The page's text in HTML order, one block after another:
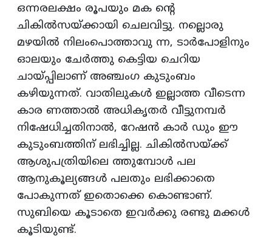
ഒന്നരലക്ഷം രൂപയും മക ന്റെ
ചികില്‍സയ്‌ക്കായി ചെലവിട്ടു. നല്ലൊരു
മഴയില്‍ നിലംപൊത്താവു ന്ന, ടാര്‍പോളിനും
ഓലയും ചേര്‍ത്തു കെട്ടിയ ചെറിയ
ചായ്‌പ്പിലാണ്‌ അഞ്ചംഗ കുടുംബം
കഴിയുന്നത്‌. വാതിലുകള്‍ ഇല്ലാത്ത വീടെന്ന
കാര ണത്താല്‍ അധികൃതര്‍ വീട്ടുനമ്പര്‍
നിഷേധിച്ചതിനാല്‍, റേഷന്‍ കാര്‍ ഡും ഈ
കുടുംബത്തിന്‌ ലഭിച്ചില്ല. ചികില്‍സയ്‌ക്ക്‌
ആശുപത്രിയിലെ ത്തുമ്പോള്‍ പല
ആനുകൂല്യങ്ങള്‍ പലതും ലഭിക്കാതെ
പോകുന്നത്‌ ഇതൊക്കെ കൊണ്ടാണ്‌.
സുബിയെ കൂടാതെ ഇവര്‍ക്കു രണ്ടു മക്കള്‍
കൂടിയുണ്ട്‌.